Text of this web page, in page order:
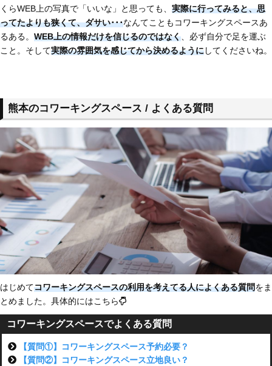
くらWEB上の写真で「いいな」と思っても、 実際に行ってみると、思
ってたよりも狭くて、ダサい･･･なんてこともコワーキングスペースあ
るある。 WEB上の情報だけを信じるのではなく 、必ず自分で足を運ぶ
こと。そして実際の雰囲気を感じてから決めるようにしてくださいね。
熊本のコワーキングスペース / よくある質問
はじめてコワーキングスペースの利用を考えてる人によくある質問をま
とめました。具体的にはこちら
コワーキングスペースでよくある質問
【質問①】コワーキングスペース予約必要？
【質問②】コワーキングスペース立地良い？